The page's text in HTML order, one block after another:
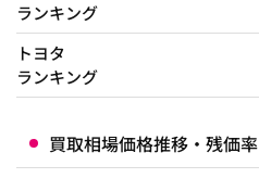
ランキング
トヨタ
ランキング
買取相場価格推移・残価率